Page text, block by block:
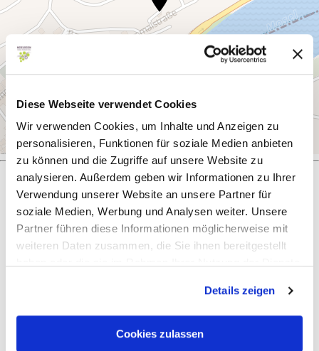
Diese Webseite verwendet Cookies
Wir verwenden Cookies, um Inhalte und Anzeigen zu
personalisieren, Funktionen für soziale Medien anbieten
zu können und die Zugriffe auf unsere Website zu
analysieren. Außerdem geben wir Informationen zu Ihrer
Verwendung unserer Website an unsere Partner für
soziale Medien, Werbung und Analysen weiter. Unsere
Partner führen diese Informationen möglicherweise mit
weiteren Daten zusammen, die Sie ihnen bereitgestellt
Details zeigen
Cookies zulassen
Was möchtest du als nächstes tun?
PDF erzeugen